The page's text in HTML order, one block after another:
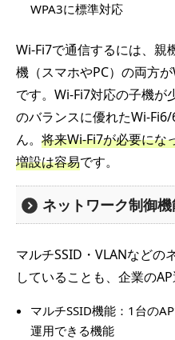
WPA3に標準対応
Wi-Fi7で通信するには、親
機（スマホやPC）の両方
です。Wi-Fi7対応の子機が
のバランスに優れたWi-
ん。 将来Wi-Fi7が必要にな
増設は容易です。
ネットワーク制御
マルチSSID・VLANなどの
していることも、企業のAP
マルチSSID機能：1台の
運用できる機能